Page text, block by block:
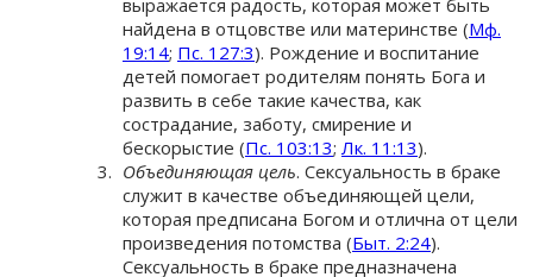
найдена в отцовстве или материнстве (Мф.
19:14; Пс. 127:3). Рождение и воспитание
детей помогает родителям понять Бога и
развить в себе такие качества, как
сострадание, заботу, смирение и
бескорыстие (Пс. 103:13; Лк. 11:13).
Объединяющая цель. Сексуальность в браке
служит в качестве объединяющей цели,
которая предписана Богом и отлична от цели
произведения потомства (Быт. 2:24).
Сексуальность в браке предназначена